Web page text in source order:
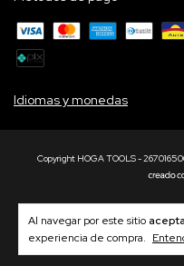
Al navegar por este sitio
experiencia de compra.
Idiomas y monedas
Copyright HOGA TOOLS -